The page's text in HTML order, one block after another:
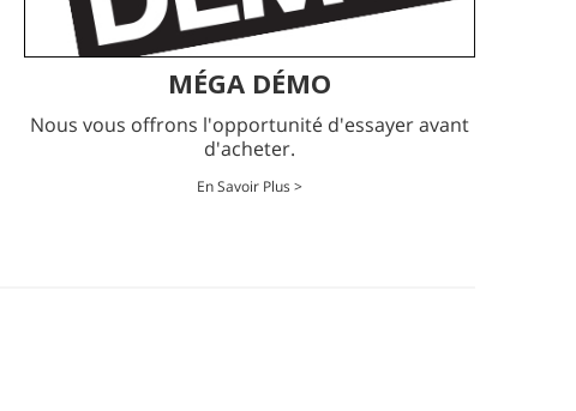
MÉGA DÉMO
Nous vous offrons l'opportunité d'essayer avant
d'acheter.
En Savoir Plus >